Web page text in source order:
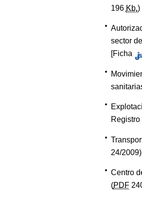
196 Kb.)
sector
[Ficha
24/
Centro
(PDF